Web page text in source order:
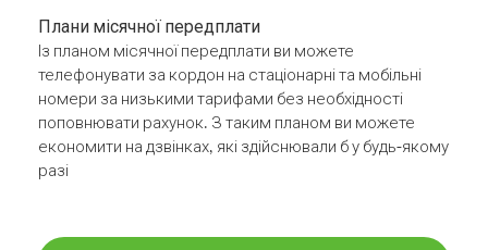
Плани місячної передплати
Із планом місячної передплати ви можете
телефонувати за кордон на стаціонарні та мобільні
номери за низькими тарифами без необхідності
поповнювати рахунок. З таким планом ви можете
економити на дзвінках, які здійснювали б у будь-якому
разі